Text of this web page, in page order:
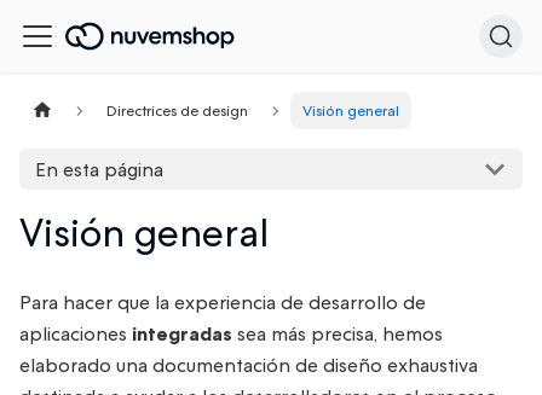
Directrices de design Visión general
En esta página
Visión general
Para hacer que la experiencia de desarrollo de
aplicaciones integradas sea más precisa, hemos
elaborado una documentación de diseño exhaustiva